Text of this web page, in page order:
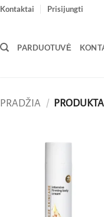
Kontaktai Prisijungti
PARDUOTUVĖ
PRADŽIA /